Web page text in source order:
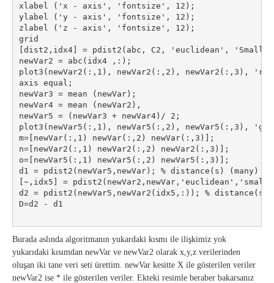
xlabel ('x - axis', 'fontsize', 12);
ylabel ('y - axis', 'fontsize', 12);
zlabel ('z - axis', 'fontsize', 12);
grid
[dist2,idx4] = pdist2(abc, C2, 'euclidean',
newVar2 = abc(idx4 ,:);
plot3(newVar2(:,1), newVar2(:,2), newVar2(:,3),
axis equal;
newVar3 = mean (newVar);
newVar4 = mean (newVar2),
newVar5 = (newVar3 + newVar4)/ 2;
plot3(newVar5(:,1), newVar5(:,2), newVar5(:,3),
m=[newVar(:,1) newVar(:,2) newVar(:,3)];
n=[newVar2(:,1) newVar2(:,2) newVar2(:,3)];
o=[newVar5(:,1) newVar5(:,2) newVar5(:,3)];
d1 = pdist2(newVar5,newVar); % distance(s) (many)
[~,idx5] =
d2 = pdist2(newVar5,newVar2(idx5,:)); %
D=d2 - d1
Burada aslında algoritmanın yukardaki kısmı ile ilişkimiz yok
yukarıdaki kısımdan newVar ve newVar2 olarak x,y,z verilerinden
oluşan iki tane veri seti ürettim. newVar kesitte X ile gösterilen veriler
newVar2 ise * ile gösterilen veriler. Ekteki resimle beraber bakarsanız